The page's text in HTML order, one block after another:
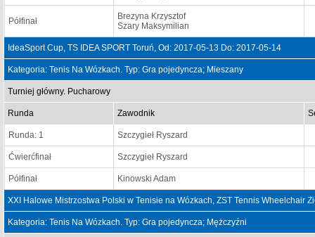
Półfinał
Brezyna Krzysztof
Szary Maksymilian
IdeaSport Cup, TS IDEA SPORT Toruń, Od: 2017-05-13 Do: 2017-05-14
Kategoria: Tenis Na Wózkach. Typ: Gra pojedyncza; Mieszany
Turniej główny. Pucharowy
Runda Zawodnik
Runda: 1 Szczygieł Ryszard
Ćwierćfinał Szczygieł Ryszard
Półfinał Kinowski Adam
XXI Halowe Mistrzostwa Polski w Tenisie na Wózkach, ZST Tennis Wheelchair
Kategoria: Tenis Na Wózkach. Typ: Gra pojedyncza; Mężczyźni